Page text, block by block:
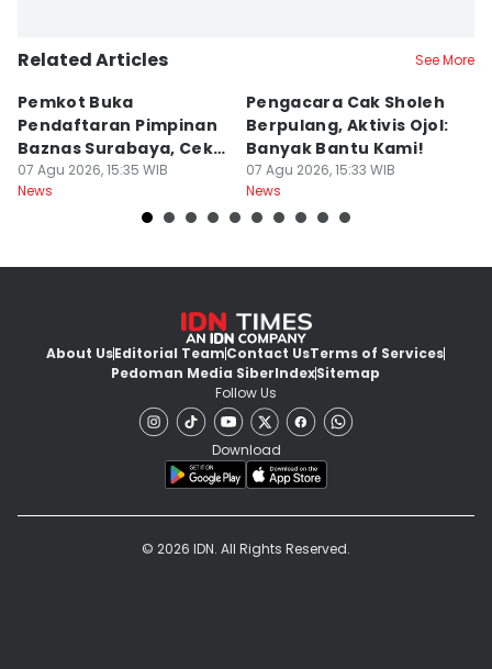
Related Articles See More
Pemkot Buka
Pendaftaran Pimpinan
Baznas Surabaya, Cek
Syaratnya
07 Agu 2026, 15:35 WIB
News
Pengacara Cak Sholeh
Berpulang, Aktivis Ojol:
Banyak Bantu Kami!
07 Agu 2026, 15:33 WIB
News
About UsEditorial TeamContact UsTerms of Services
Pedoman Media SiberIndexSitemap
Follow Us
Download
© 2026 IDN. All Rights Reserved.